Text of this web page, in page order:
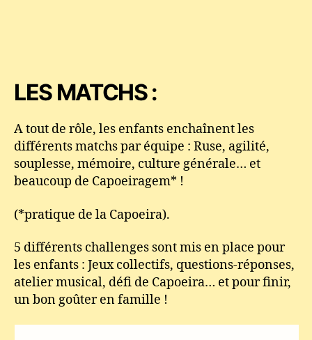
LES MATCHS :
A tout de rôle, les enfants enchaînent les
différents matchs par équipe : Ruse, agilité,
souplesse, mémoire, culture générale… et
beaucoup de Capoeiragem* !
(*pratique de la Capoeira).
5 différents challenges sont mis en place pour
les enfants : Jeux collectifs, questions-réponses,
atelier musical, défi de Capoeira… et pour finir,
un bon goûter en famille !